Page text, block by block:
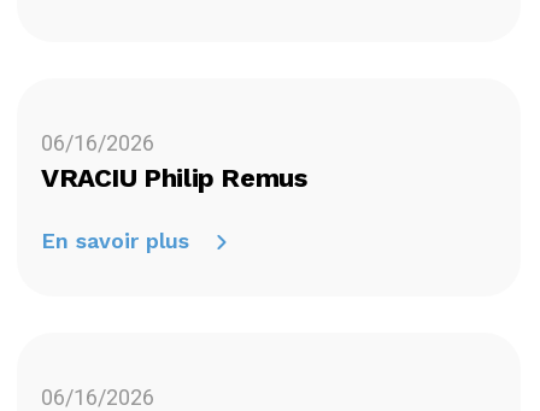
06/16/2026
VRACIU Philip Remus
En savoir plus
06/16/2026